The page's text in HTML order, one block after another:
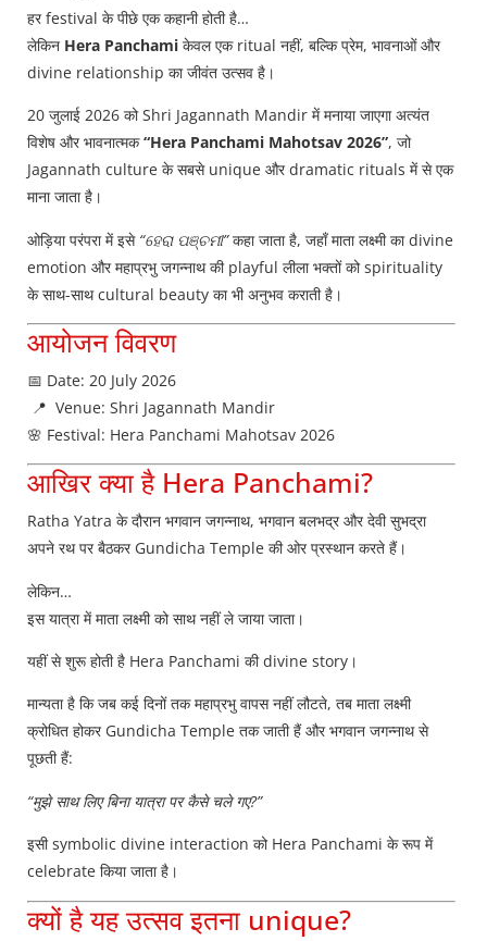
हर festival के पीछे एक कहानी होती है…
लेकिन Hera Panchami केवल एक ritual नहीं, बल्कि प्रेम, भावनाओं और
divine relationship का जीवंत उत्सव है।
20 जुलाई 2026 को Shri Jagannath Mandir में मनाया जाएगा अत्यंत
विशेष और भावनात्मक“Hera Panchami Mahotsav 2026”, जो
Jagannath culture के सबसे unique और dramatic rituals में से एक
माना जाता है।
ओड़िया परंपरा में इसे “ହେରା ପଞ୍ଚମୀ”कहा जाता है, जहाँ माता लक्ष्मी का divine
emotion और महाप्रभु जगन्नाथ की playful लीला भक्तों को spirituality
के साथ-साथ cultural beauty का भी अनुभव कराती है।
आयोजन विवरण
📅 Date: 20 July 2026
📍 Venue: Shri Jagannath Mandir
🌸 Festival: Hera Panchami Mahotsav 2026
आखिर क्या है Hera Panchami?
Ratha Yatra के दौरान भगवान जगन्नाथ, भगवान बलभद्र और देवी सुभद्रा
अपने रथ पर बैठकर Gundicha Temple की ओर प्रस्थान करते हैं।
लेकिन…
इस यात्रा में माता लक्ष्मी को साथ नहीं ले जाया जाता।
यहीं से शुरू होती है Hera Panchami की divine story।
मान्यता है कि जब कई दिनों तक महाप्रभु वापस नहीं लौटते, तब माता लक्ष्मी
क्रोधित होकर Gundicha Temple तक जाती हैं और भगवान जगन्नाथ से
पूछती हैं:
“मुझे साथ लिए बिना यात्रा पर कैसे चले गए?”
इसी symbolic divine interaction को Hera Panchami के रूप में
celebrate किया जाता है।
क्यों है यह उत्सव इतना unique?